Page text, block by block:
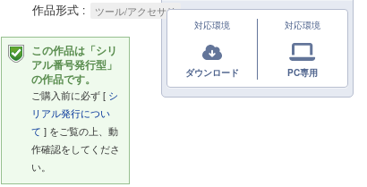
作品形式 ツール/アクセサリ
この作品は「シリ
アル番号発行型」
の作品です。
ご購入前に必ず [ シ
リアル発行につい
て ] をご覧の上、動
作確認をしてくださ
い。
対応環境
ダウンロード
対応環境
PC専用